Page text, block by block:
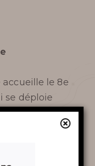
accueille le 8e
se déploie
sites